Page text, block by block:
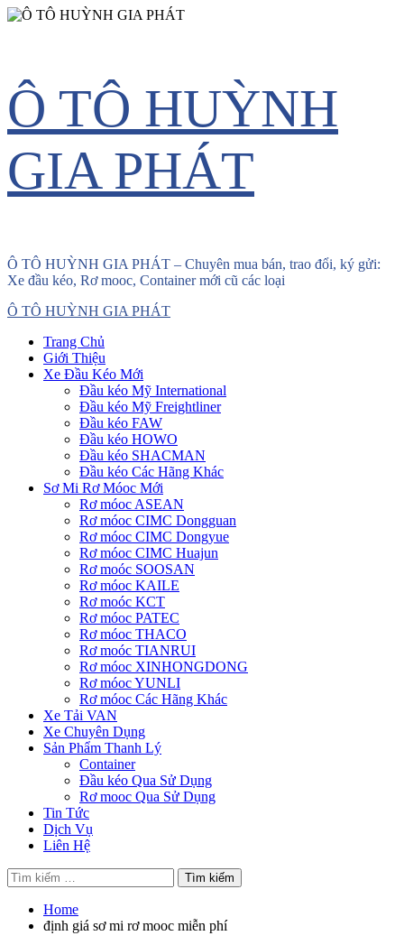
Skip
to
content
Ô TÔ HUỲNH
GIA PHÁT
Ô TÔ HUỲNH GIA PHÁT – Chuyên mua bán, trao đổi, ký gửi:
Xe đầu kéo, Rơ mooc, Container mới cũ các loại
Primary
Ô TÔ HUỲNH GIA PHÁT
Trang Chủ
Giới Thiệu
Xe Đầu Kéo Mới
Đầu kéo Mỹ International
Đầu kéo Mỹ Freightliner
Đầu kéo FAW
Đầu kéo HOWO
Đầu kéo SHACMAN
Đầu kéo Các Hãng Khác
Sơ Mi Rơ Móoc Mới
Rơ móoc ASEAN
Rơ móoc CIMC Dongguan
Rơ móoc CIMC Dongyue
Rơ móoc CIMC Huajun
Rơ moóc SOOSAN
Rơ móoc KAILE
Rơ moóc KCT
Rơ móoc PATEC
Rơ móoc THACO
Rơ moóc TIANRUI
Rơ móoc XINHONGDONG
Rơ móoc YUNLI
Rơ móoc Các Hãng Khác
Xe Tải VAN
Xe Chuyên Dụng
Sản Phẩm Thanh Lý
Container
Đầu kéo Qua Sử Dụng
Rơ mooc Qua Sử Dụng
Tin Tức
Dịch Vụ
Liên Hệ
Tìm
kiếm
cho:
Home
định giá sơ mi rơ mooc miễn phí